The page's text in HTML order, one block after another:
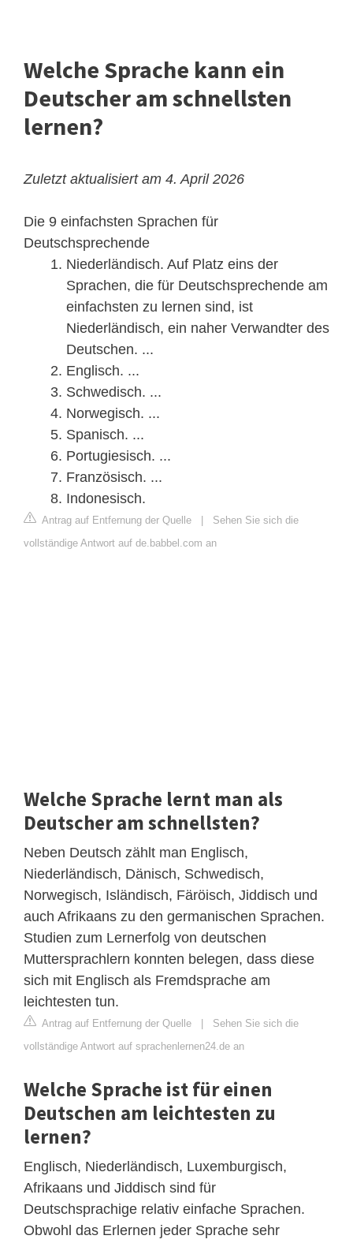
Welche Sprache kann ein
Deutscher am schnellsten
lernen?
Zuletzt aktualisiert am 4. April 2026
Die 9 einfachsten Sprachen für
Deutschsprechende
Niederländisch. Auf Platz eins der
Sprachen, die für Deutschsprechende am
einfachsten zu lernen sind, ist
Niederländisch, ein naher Verwandter des
Deutschen. ...
Englisch. ...
Schwedisch. ...
Norwegisch. ...
Spanisch. ...
Portugiesisch. ...
Französisch. ...
Indonesisch.
Antrag auf Entfernung der Quelle
Sehen Sie sich die
vollständige Antwort auf de.babbel.com an
Welche Sprache lernt man als
Deutscher am schnellsten?
Neben Deutsch zählt man Englisch,
Niederländisch, Dänisch, Schwedisch,
Norwegisch, Isländisch, Färöisch, Jiddisch und
auch Afrikaans zu den germanischen Sprachen.
Studien zum Lernerfolg von deutschen
Muttersprachlern konnten belegen, dass diese
sich mit Englisch als Fremdsprache am
leichtesten tun.
Antrag auf Entfernung der Quelle
Sehen Sie sich die
vollständige Antwort auf sprachenlernen24.de an
Welche Sprache ist für einen
Deutschen am leichtesten zu
lernen?
Englisch, Niederländisch, Luxemburgisch,
Afrikaans und Jiddisch sind für
Deutschsprachige relativ einfache Sprachen.
Obwohl das Erlernen jeder Sprache sehr